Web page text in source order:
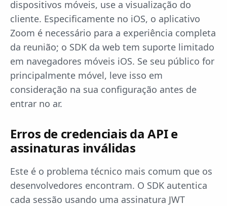
dispositivos móveis, use a visualização do
cliente. Especificamente no iOS, o aplicativo
Zoom é necessário para a experiência completa
da reunião; o SDK da web tem suporte limitado
em navegadores móveis iOS. Se seu público for
principalmente móvel, leve isso em
consideração na sua configuração antes de
entrar no ar.
Erros de credenciais da API e
assinaturas inválidas
Este é o problema técnico mais comum que os
desenvolvedores encontram. O SDK autentica
cada sessão usando uma assinatura JWT